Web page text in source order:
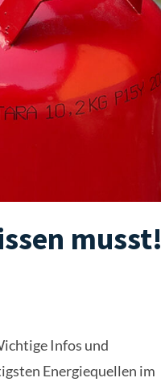
musst!
Infos und
Energiequellen im